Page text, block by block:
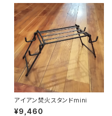
アイアン焚火スタンドmini
¥9,460